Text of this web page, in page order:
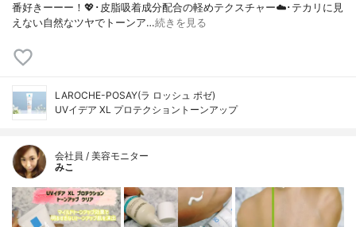
番好きーーー！💖･皮脂吸着成分配合の軽めテクスチャー☁️･テカリに見
えない自然なツヤでトーンア…続きを見る
LAROCHE-POSAY(ラ ロッシュ ポゼ)
UVイデア XL プロテクショントーンアップ
会社員 / 美容モニター
みこ